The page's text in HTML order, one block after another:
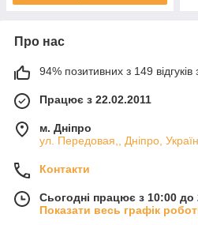
Про нас
94% позитивних з 149 відгуків
Працює з 22.02.2011
м. Дніпро
ул. Передовая,, Дніпро,
Контакти
Сьогодні працює з 10:00 до
Показати весь графік